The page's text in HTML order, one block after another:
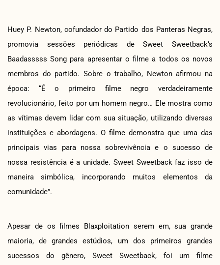
Huey P. Newton, cofundador do Partido dos Panteras Negras,
promovia sessões periódicas de Sweet Sweetback’s
Baadasssss Song para apresentar o filme a todos os novos
membros do partido. Sobre o trabalho, Newton afirmou na
época: “É o primeiro filme negro verdadeiramente
revolucionário, feito por um homem negro… Ele mostra como
as vítimas devem lidar com sua situação, utilizando diversas
instituições e abordagens. O filme demonstra que uma das
principais vias para nossa sobrevivência e o sucesso de
nossa resistência é a unidade. Sweet Sweetback faz isso de
maneira simbólica, incorporando muitos elementos da
comunidade”.
Apesar de os filmes Blaxploitation serem em, sua grande
maioria, de grandes estúdios, um dos primeiros grandes
sucessos do gênero, Sweet Sweetback, foi um filme